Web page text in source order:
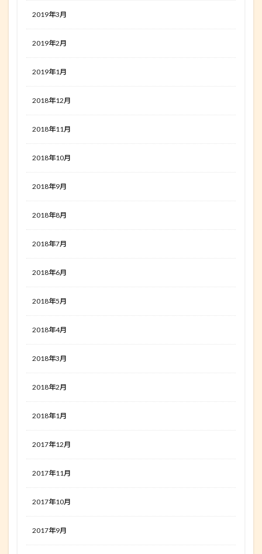
2019年3月
2019年2月
2019年1月
2018年12月
2018年11月
2018年10月
2018年9月
2018年8月
2018年7月
2018年6月
2018年5月
2018年4月
2018年3月
2018年2月
2018年1月
2017年12月
2017年11月
2017年10月
2017年9月